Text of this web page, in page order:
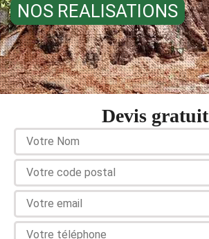
NOS REALISATIONS
Devis gratuit